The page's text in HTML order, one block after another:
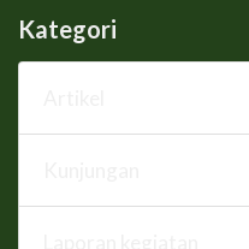
Kategori